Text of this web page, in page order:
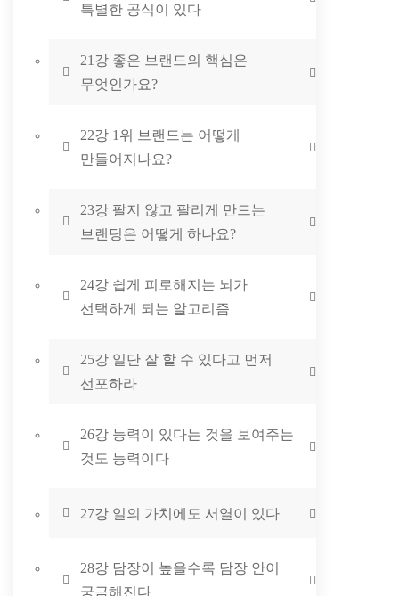
특별한 공식이 있다
21강 좋은 브랜드의 핵심은
무엇인가요?
22강 1위 브랜드는 어떻게
만들어지나요?
23강 팔지 않고 팔리게 만드는
브랜딩은 어떻게 하나요?
24강 쉽게 피로해지는 뇌가
선택하게 되는 알고리즘
25강 일단 잘 할 수 있다고 먼저
선포하라
26강 능력이 있다는 것을 보여주는
것도 능력이다
27강 일의 가치에도 서열이 있다
28강 담장이 높을수록 담장 안이
궁금해진다